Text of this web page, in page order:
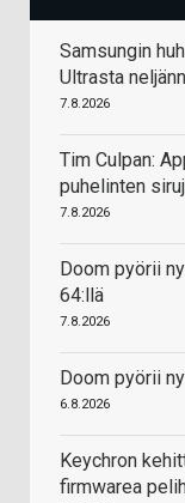
Samsungin
Ultrasta
7.8.2026
Tim Culpan:
puhelinten
7.8.2026
Doom pyörii
64:llä
7.8.2026
Doom pyörii
6.8.2026
Keychron
firmwarea